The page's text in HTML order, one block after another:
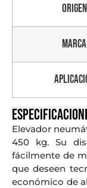
Origen
Marca
Elevador
450 kg. Su
fácilmente de
que deseen
económico de